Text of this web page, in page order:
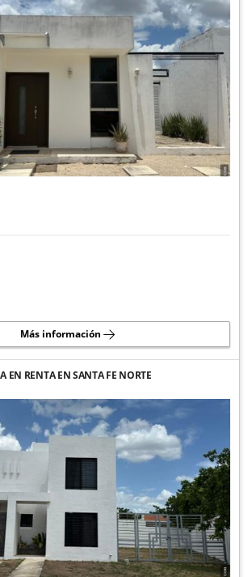
Más información
EN RENTA EN SANTA FE NORTE